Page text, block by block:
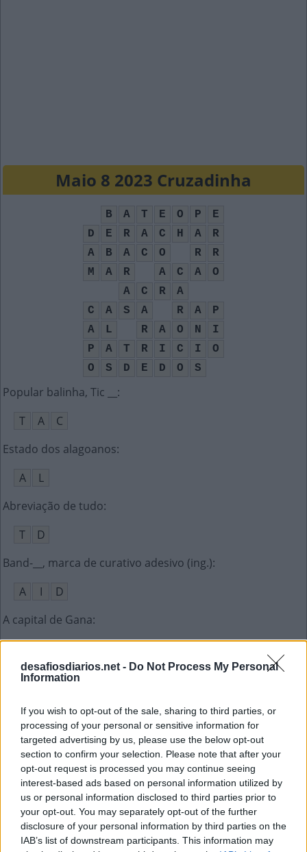
desafiosdiarios.net - Do Not Process My Personal
Information
If you wish to opt-out of the sale, sharing to third parties, or
processing of your personal or sensitive information for
targeted advertising by us, please use the below opt-out
section to confirm your selection. Please note that after your
opt-out request is processed you may continue seeing
interest-based ads based on personal information utilized by
us or personal information disclosed to third parties prior to
your opt-out. You may separately opt-out of the further
disclosure of your personal information by third parties on the
IAB’s list of downstream participants. This information may
Maio 8 2023 Cruzadinha
B A T E O P
E
D
E R A C H A
R
A
B A C O R
R
M
A R A C A
O
A
C R
A
C
A S A R A
P
A
L R A O N
I
P
A T R I C I
O
O
S D E D O S
Popular balinha, Tic __ :
T
A
C
Estado dos alagoanos:
A
L
Abreviação de tudo:
T
D
Band-__, marca de curativo adesivo (ing.):
A
I
D
A capital de Gana:
Líder indígena da etnia Caiapó
R
O
Planta também chamada de erva-doce:
A
N I
S
Achá-lo no angu indica que há algo oculto a saber:
C
A R O Ç
O
Expressão de espanto, indignação